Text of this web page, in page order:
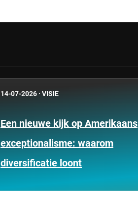
14-07-2026 · VISIE
Een nieuwe kijk op Amerikaans
exceptionalisme: waarom
diversificatie loont